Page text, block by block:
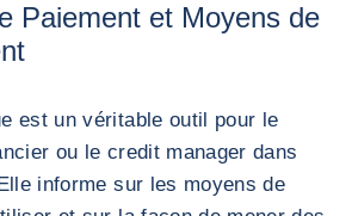
Paiement et Moyens de
est un véritable outil pour le
ou le credit manager dans
informe sur les moyens de